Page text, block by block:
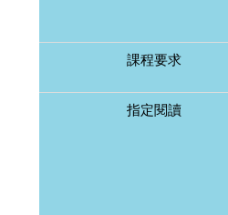
課程要求
指定閱讀